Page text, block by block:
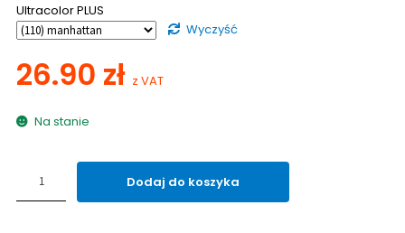
Ultracolor PLUS
Wyczyść
26.90 zł z VAT
Na stanie
Fuga
cementowa
Dodaj do koszyka